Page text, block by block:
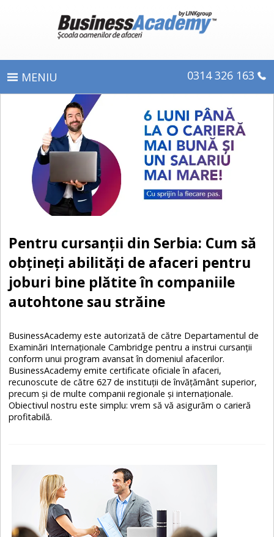
0314 326 163
CE OBŢINEŢI
E-LEARNING
DESPRE BUSINESS ACADEMY
Pentru cursanţii din Serbia: Cum să
obţineţi abilităţi de afaceri pentru
joburi bine plătite în companiile
autohtone sau străine
BusinessAcademy este autorizată de către Departamentul de
Examinări Internaţionale Cambridge pentru a instrui cursanţii
conform unui program avansat în domeniul afacerilor.
BusinessAcademy emite certificate oficiale în afaceri,
recunoscute de către 627 de instituţii de învăţământ superior,
precum şi de multe companii regionale şi internaţionale.
Obiectivul nostru este simplu: vrem să vă asigurăm o carieră
profitabilă.